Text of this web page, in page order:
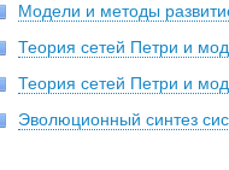
Модели и методы
Теория сетей Петри и
Теория сетей Петри и
Эволюционный синтез